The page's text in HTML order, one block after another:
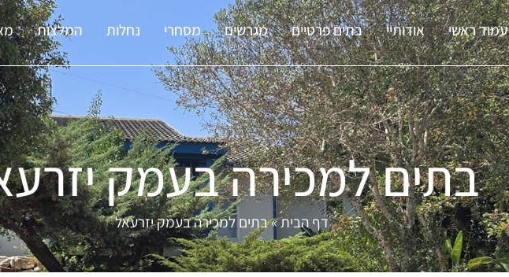
עמוד ראשי אודותיי בתים פרטיים מגרשים מסחרי נחלות המלצות
בתים למכירה בעמק
דף הבית»בתים למכירה בעמק יזרעאל